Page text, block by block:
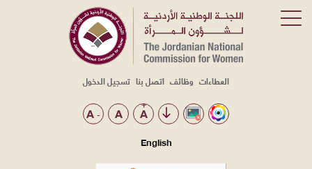
Top
العطاءات وظائف اتصل بنا تسجيل الدخول
- A +
A
English